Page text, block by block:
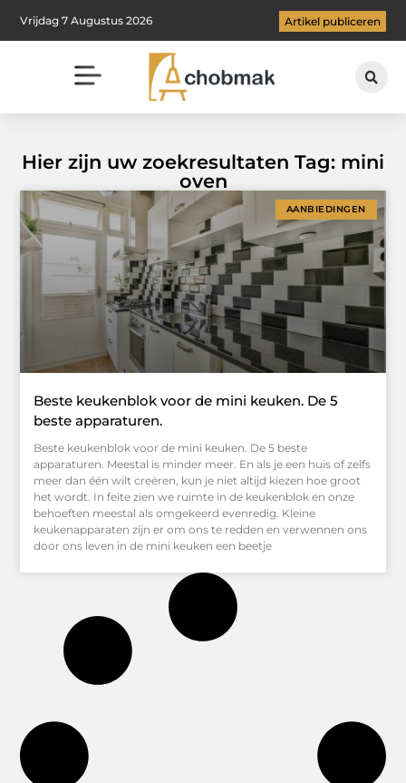
Vrijdag 7 Augustus 2026 Artikel publiceren
Hier zijn uw zoekresultaten Tag: mini
oven
AANBIEDINGEN
Beste keukenblok voor de mini keuken. De 5
beste apparaturen.
Beste keukenblok voor de mini keuken. De 5 beste
apparaturen. Meestal is minder meer. En als je een huis of zelfs
meer dan één wilt creëren, kun je niet altijd kiezen hoe groot
het wordt. In feite zien we ruimte in de keukenblok en onze
behoeften meestal als omgekeerd evenredig. Kleine
keukenapparaten zijn er om ons te redden en verwennen ons
door ons leven in de mini keuken een beetje